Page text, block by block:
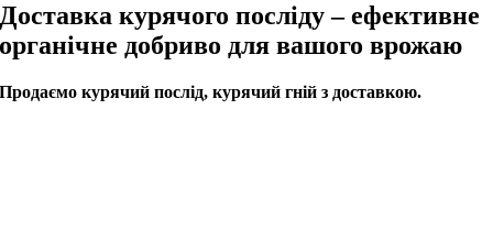
Доставка курячого посліду – ефективне
органічне добриво для вашого врожаю
Продаємо курячий послід, курячий гній з доставкою.